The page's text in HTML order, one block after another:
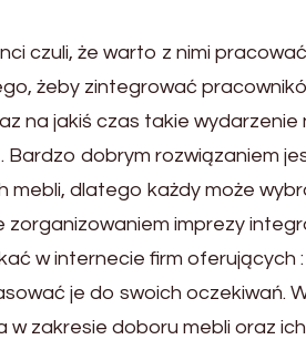
czuli, że warto z nimi
żeby zintegrować
na jakiś czas takie
dobrym rozwiązaniem
mebli, dlatego każdy może
zorganizowaniem imprezy
w internecie firm oferujących :
je do swoich oczekiwań.
zakresie doboru mebli oraz